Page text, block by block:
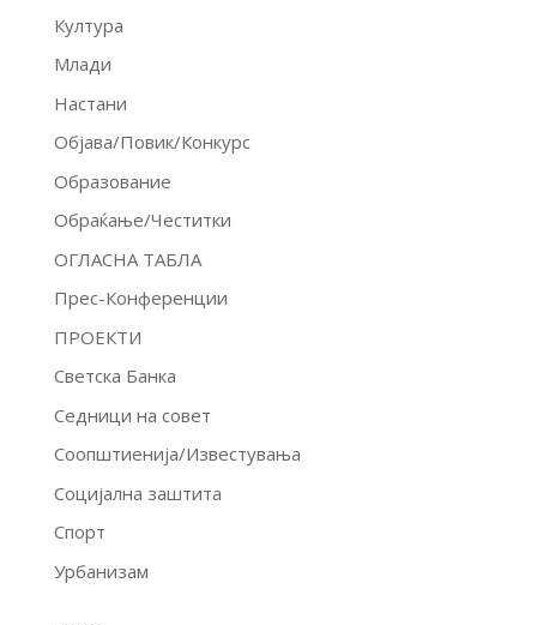
Култура
Млади
Настани
Објава/Повик/Конкурс
Образование
Обраќање/Честитки
ОГЛАСНА ТАБЛА
Прес-Конференции
ПРОЕКТИ
Светска Банка
Седници на совет
Соопштиенија/Известувања
Социјална заштита
Спорт
Урбанизам